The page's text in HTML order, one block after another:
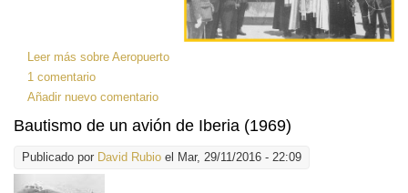
Leer más sobre Aeropuerto
1 comentario
Añadir nuevo comentario
Bautismo de un avión de Iberia (1969)
Publicado por David Rubio el Mar, 29/11/2016 - 22:09